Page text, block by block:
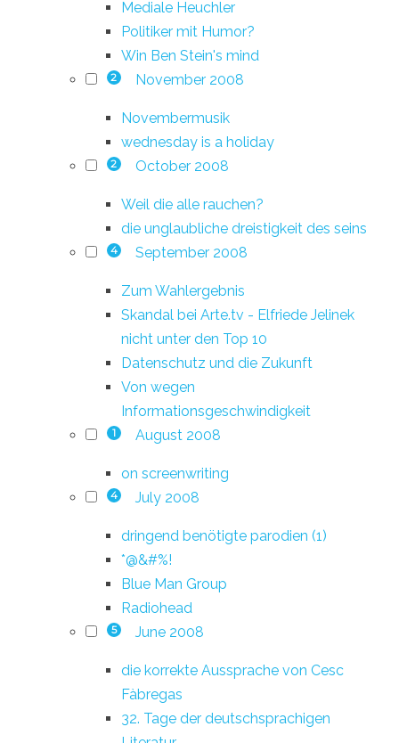
Mediale Heuchler
Politiker mit Humor?
Win Ben Stein's mind
2 November 2008
Novembermusik
wednesday is a holiday
2 October 2008
Weil die alle rauchen?
die unglaubliche dreistigkeit des seins
4 September 2008
Zum Wahlergebnis
Skandal bei Arte.tv - Elfriede Jelinek
nicht unter den Top 10
Datenschutz und die Zukunft
Von wegen
Informationsgeschwindigkeit
1 August 2008
on screenwriting
4 July 2008
dringend benötigte parodien (1)
*@&#%!
Blue Man Group
Radiohead
5 June 2008
die korrekte Aussprache von Cesc
Fàbregas
32. Tage der deutschsprachigen